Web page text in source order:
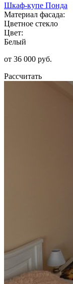
Шкаф-купе Понда
Материал фасада:
Цветное стекло
Цвет:
Белый
от 36 000 руб.
Рассчитать